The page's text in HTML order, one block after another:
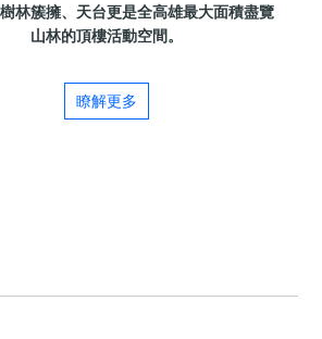
林簇擁、天台更是全高雄最大面積盡覽
山林的頂樓活動空間。
瞭解更多